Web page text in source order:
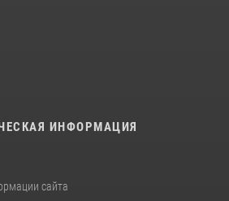
ИНФОРМАЦИЯ
сайта